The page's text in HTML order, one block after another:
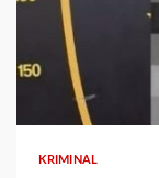
2 min read
KRIMINAL